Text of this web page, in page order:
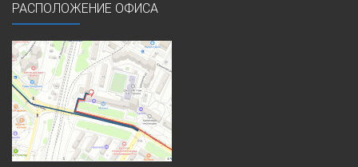
РАСПОЛОЖЕНИЕ ОФИСА